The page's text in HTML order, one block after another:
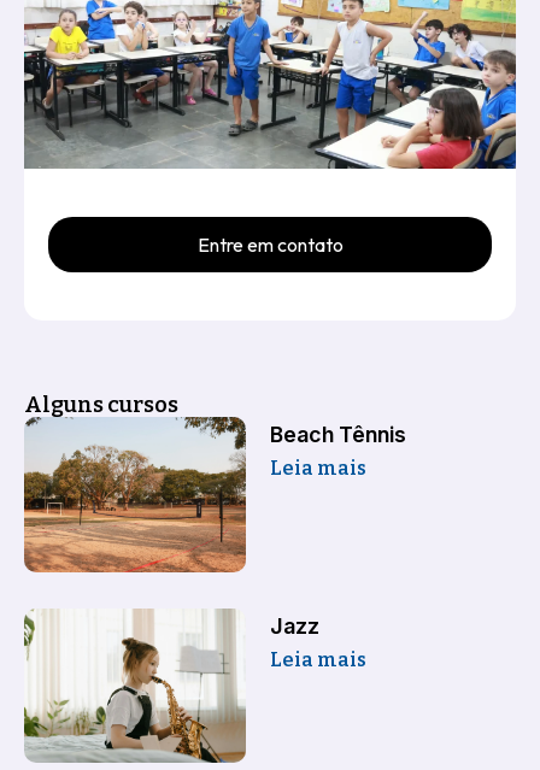
Entre em contato
Alguns cursos
Beach Tênnis
Leia mais
Jazz
Leia mais